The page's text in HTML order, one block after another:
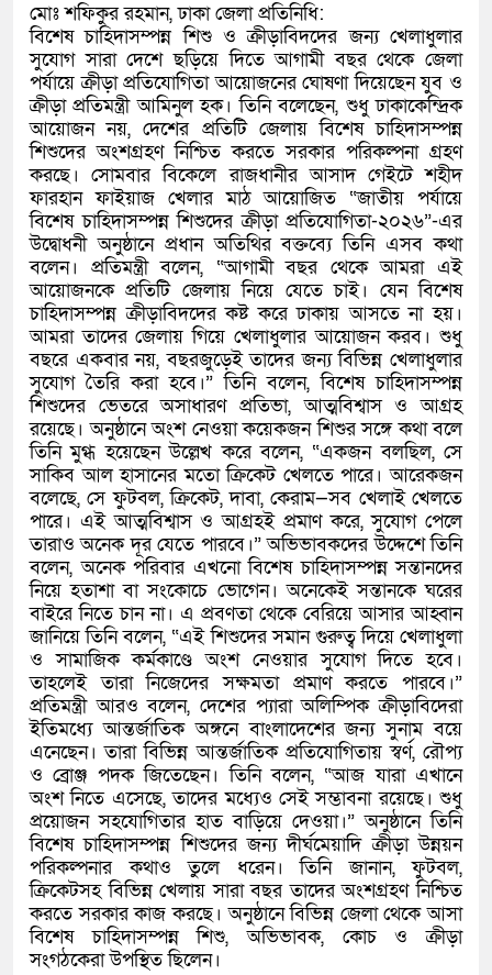
মোঃ শফিকুর রহমান, ঢাকা জেলা প্রতিনিধি:
বিশেষ চাহিদাসম্পন্ন শিশু ও ক্রীড়াবিদদের জন্য খেলাধুলার
সুযোগ সারা দেশে ছড়িয়ে দিতে আগামী বছর থেকে জেলা
পর্যায়ে ক্রীড়া প্রতিযোগিতা আয়োজনের ঘোষণা দিয়েছেন যুব ও
ক্রীড়া প্রতিমন্ত্রী আমিনুল হক। তিনি বলেছেন, শুধু ঢাকাকেন্দ্রিক
আয়োজন নয়, দেশের প্রতিটি জেলায় বিশেষ চাহিদাসম্পন্ন
শিশুদের অংশগ্রহণ নিশ্চিত করতে সরকার পরিকল্পনা গ্রহণ
করছে। সোমবার বিকেলে রাজধানীর আসাদ গেইটে শহীদ
ফারহান ফাইয়াজ খেলার মাঠ আয়োজিত “জাতীয় পর্যায়ে
বিশেষ চাহিদাসম্পন্ন শিশুদের ক্রীড়া প্রতিযোগিতা-২০২৬”-এর
উদ্বোধনী অনুষ্ঠানে প্রধান অতিথির বক্তব্যে তিনি এসব কথা
বলেন। প্রতিমন্ত্রী বলেন, “আগামী বছর থেকে আমরা এই
আয়োজনকে প্রতিটি জেলায় নিয়ে যেতে চাই। যেন বিশেষ
চাহিদাসম্পন্ন ক্রীড়াবিদদের কষ্ট করে ঢাকায় আসতে না হয়।
আমরা তাদের জেলায় গিয়ে খেলাধুলার আয়োজন করব। শুধু
বছরে একবার নয়, বছরজুড়েই তাদের জন্য বিভিন্ন খেলাধুলার
সুযোগ তৈরি করা হবে।” তিনি বলেন, বিশেষ চাহিদাসম্পন্ন
শিশুদের ভেতরে অসাধারণ প্রতিভা, আত্মবিশ্বাস ও আগ্রহ
রয়েছে। অনুষ্ঠানে অংশ নেওয়া কয়েকজন শিশুর সঙ্গে কথা বলে
তিনি মুগ্ধ হয়েছেন উল্লেখ করে বলেন, “একজন বলছিল, সে
সাকিব আল হাসানের মতো ক্রিকেট খেলতে পারে। আরেকজন
বলেছে, সে ফুটবল, ক্রিকেট, দাবা, কেরাম—সব খেলাই খেলতে
পারে। এই আত্মবিশ্বাস ও আগ্রহই প্রমাণ করে, সুযোগ পেলে
তারাও অনেক দূর যেতে পারবে।” অভিভাবকদের উদ্দেশে তিনি
বলেন, অনেক পরিবার এখনো বিশেষ চাহিদাসম্পন্ন সন্তানদের
নিয়ে হতাশা বা সংকোচে ভোগেন। অনেকেই সন্তানকে ঘরের
বাইরে নিতে চান না। এ প্রবণতা থেকে বেরিয়ে আসার আহ্বান
জানিয়ে তিনি বলেন, “এই শিশুদের সমান গুরুত্ব দিয়ে খেলাধুলা
ও সামাজিক কর্মকাণ্ডে অংশ নেওয়ার সুযোগ দিতে হবে।
তাহলেই তারা নিজেদের সক্ষমতা প্রমাণ করতে পারবে।”
প্রতিমন্ত্রী আরও বলেন, দেশের প্যারা অলিম্পিক ক্রীড়াবিদেরা
ইতিমধ্যে আন্তর্জাতিক অঙ্গনে বাংলাদেশের জন্য সুনাম বয়ে
এনেছেন। তারা বিভিন্ন আন্তর্জাতিক প্রতিযোগিতায় স্বর্ণ, রৌপ্য
ও ব্রোঞ্জ পদক জিতেছেন। তিনি বলেন, “আজ যারা এখানে
অংশ নিতে এসেছে, তাদের মধ্যেও সেই সম্ভাবনা রয়েছে। শুধু
প্রয়োজন সহযোগিতার হাত বাড়িয়ে দেওয়া।” অনুষ্ঠানে তিনি
বিশেষ চাহিদাসম্পন্ন শিশুদের জন্য দীর্ঘমেয়াদি ক্রীড়া উন্নয়ন
পরিকল্পনার কথাও তুলে ধরেন। তিনি জানান, ফুটবল,
ক্রিকেটসহ বিভিন্ন খেলায় সারা বছর তাদের অংশগ্রহণ নিশ্চিত
করতে সরকার কাজ করছে। অনুষ্ঠানে বিভিন্ন জেলা থেকে আসা
বিশেষ চাহিদাসম্পন্ন শিশু, অভিভাবক, কোচ ও ক্রীড়া
সংগঠকেরা উপস্থিত ছিলেন।